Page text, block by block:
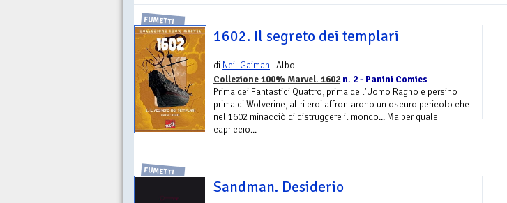
FUMETTI
1602. Il segreto dei templari
di Neil Gaiman | Albo
Collezione 100% Marvel. 1602 n. 2 - Panini Comics
Prima dei Fantastici Quattro, prima de l'Uomo Ragno e persino
prima di Wolverine, altri eroi affrontarono un oscuro pericolo che
nel 1602 minacciò di distruggere il mondo... Ma per quale
capriccio...
FUMETTI
Sandman. Desiderio